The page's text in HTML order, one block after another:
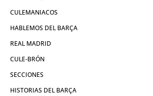
CULEMANIACOS
HABLEMOS DEL BARÇA
REAL MADRID
CULE-BRÓN
SECCIONES
HISTORIAS DEL BARÇA